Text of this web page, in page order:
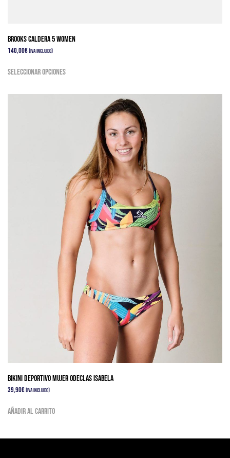
Brooks Caldera 5 Women
140,00€(IVA Incluido)
Seleccionar opcionesproducto
pueden
elegir
en
la
página
producto
Bikini Deportivo Mujer Odeclas Isabela
39,90€(IVA Incluido)
Añadir al carrito